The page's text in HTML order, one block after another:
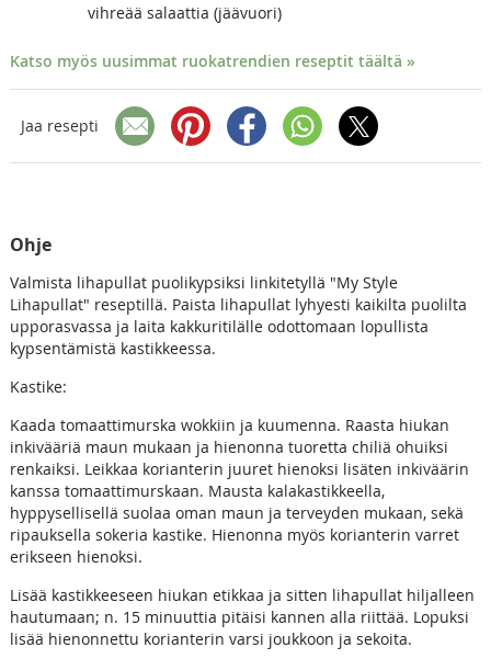
vihreää salaattia (jäävuori)
Katso myös uusimmat ruokatrendien reseptit täältä »
Jaa resepti
Ohje
Valmista lihapullat puolikypsiksi linkitetyllä "My Style
Lihapullat" reseptillä. Paista lihapullat lyhyesti kaikilta puolilta
upporasvassa ja laita kakkuritilälle odottomaan lopullista
kypsentämistä kastikkeessa.
Kastike:
Kaada tomaattimurska wokkiin ja kuumenna. Raasta hiukan
inkivääriä maun mukaan ja hienonna tuoretta chiliä ohuiksi
renkaiksi. Leikkaa korianterin juuret hienoksi lisäten inkiväärin
kanssa tomaattimurskaan. Mausta kalakastikkeella,
hyppysellisellä suolaa oman maun ja terveyden mukaan, sekä
ripauksella sokeria kastike. Hienonna myös korianterin varret
erikseen hienoksi.
Lisää kastikkeeseen hiukan etikkaa ja sitten lihapullat hiljalleen
hautumaan; n. 15 minuuttia pitäisi kannen alla riittää. Lopuksi
lisää hienonnettu korianterin varsi joukkoon ja sekoita.